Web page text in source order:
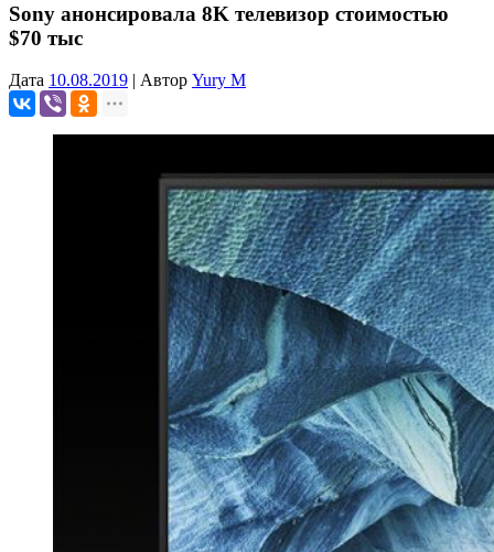
Sony анонсировала 8K телевизор стоимостью
$70 тыс
Дата 10.08.2019 | Автор Yury M